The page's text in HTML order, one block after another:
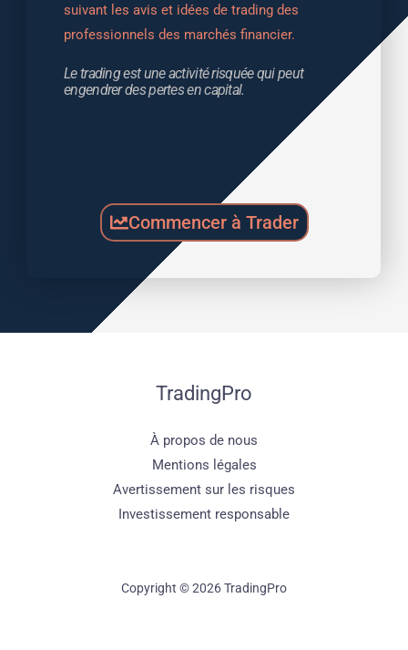
suivant les avis et idées de trading des
professionnels des marchés financier.
Le trading est une activité risquée qui peut
engendrer des pertes en capital.
Commencer à Trader
TradingPro
À propos de nous
Mentions légales
Avertissement sur les risques
Investissement responsable
Copyright © 2026 TradingPro